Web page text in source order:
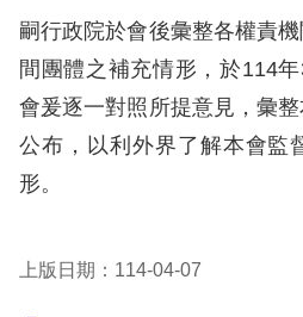
人
權
公
約
陳
申
嗣行政院於會後彙整各權責
間團體之補充情形，於114
會爰逐一對照所提意見，彙
公布，以利外界了解本會監
形。
上版日期：114-04-07